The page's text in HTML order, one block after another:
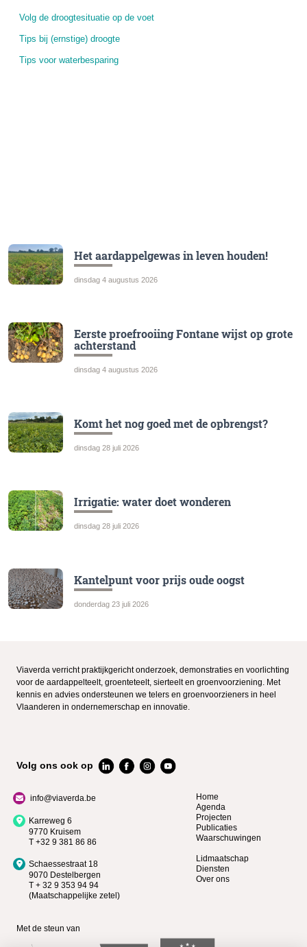
Volg de droogtesituatie op de voet
Tips bij (ernstige) droogte
Tips voor waterbesparing
Het aardappelgewas in leven houden!
dinsdag 4 augustus 2026
Eerste proefrooiing Fontane wijst op grote
achterstand
dinsdag 4 augustus 2026
Komt het nog goed met de opbrengst?
dinsdag 28 juli 2026
Irrigatie: water doet wonderen
dinsdag 28 juli 2026
Kantelpunt voor prijs oude oogst
donderdag 23 juli 2026
Viaverda verricht praktijkgericht onderzoek, demonstraties en voorlichting
voor de aardappelteelt, groenteteelt, sierteelt en groenvoorziening. Met
kennis en advies ondersteunen we telers en groenvoorzieners in heel
Vlaanderen in ondernemerschap en innovatie.
Volg ons ook op
info@viaverda.be
Karreweg 6
9770 Kruisem
T +32 9 381 86 86
Schaessestraat 18
9070 Destelbergen
T + 32 9 353 94 94
(Maatschappelijke zetel)
Home
Agenda
Projecten
Publicaties
Waarschuwingen
Lidmaatschap
Diensten
Over ons
Met de steun van